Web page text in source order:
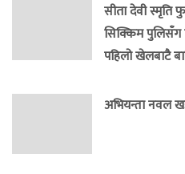
सीता देवी स्मृति
सिक्किम पुलिसँग
पहिलो खेलबाटै
अभियन्ता नवल